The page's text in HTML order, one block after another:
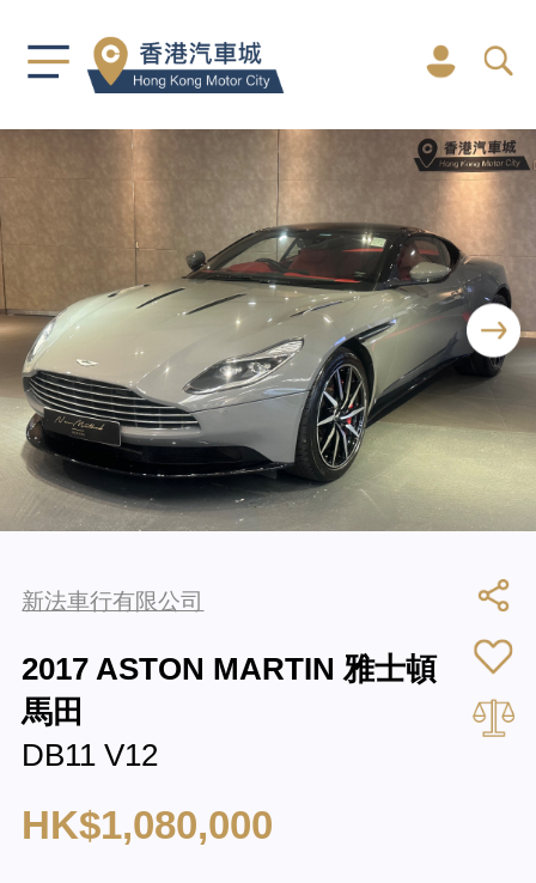
新法車行有限公司
2017 ASTON MARTIN 雅士頓
馬田
DB11 V12
HK$1,080,000